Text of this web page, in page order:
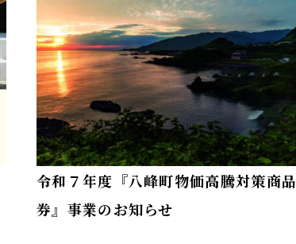
令和７年度『八峰町物価高騰対策商品
券』事業のお知らせ